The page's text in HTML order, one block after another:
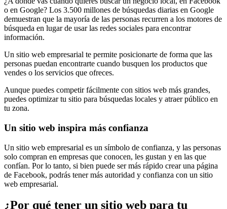
o en Google? Los 3.500 millones de búsquedas diarias en Google
demuestran que la mayoría de las personas recurren a los motores de
búsqueda en lugar de usar las redes sociales para encontrar
información.
Un sitio web empresarial te permite posicionarte de forma que las
personas puedan encontrarte cuando busquen los productos que
vendes o los servicios que ofreces.
Aunque puedes competir fácilmente con sitios web más grandes,
puedes optimizar tu sitio para búsquedas locales y atraer público en
tu zona.
Un sitio web inspira más confianza
Un sitio web empresarial es un símbolo de confianza, y las personas
solo compran en empresas que conocen, les gustan y en las que
confían. Por lo tanto, si bien puede ser más rápido crear una página
de Facebook, podrás tener más autoridad y confianza con un sitio
web empresarial.
¿Por qué tener un sitio web para tu